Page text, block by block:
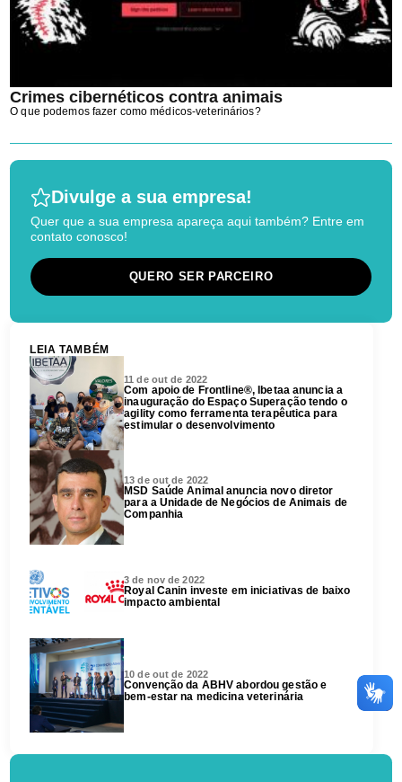
Crimes cibernéticos contra animais
O que podemos fazer como médicos-veterinários?
Divulge a sua empresa!
Quer que a sua empresa apareça aqui também? Entre em
contato conosco!
QUERO SER PARCEIRO
LEIA TAMBÉM
11 de out de 2022
Com apoio de Frontline®, Ibetaa anuncia a
inauguração do Espaço Superação tendo o
agility como ferramenta terapêutica para
estimular o desenvolvimento
13 de out de 2022
MSD Saúde Animal anuncia novo diretor
para a Unidade de Negócios de Animais de
Companhia
3 de nov de 2022
Royal Canin investe em iniciativas de baixo
impacto ambiental
10 de out de 2022
Convenção da ABHV abordou gestão e
bem-estar na medicina veterinária